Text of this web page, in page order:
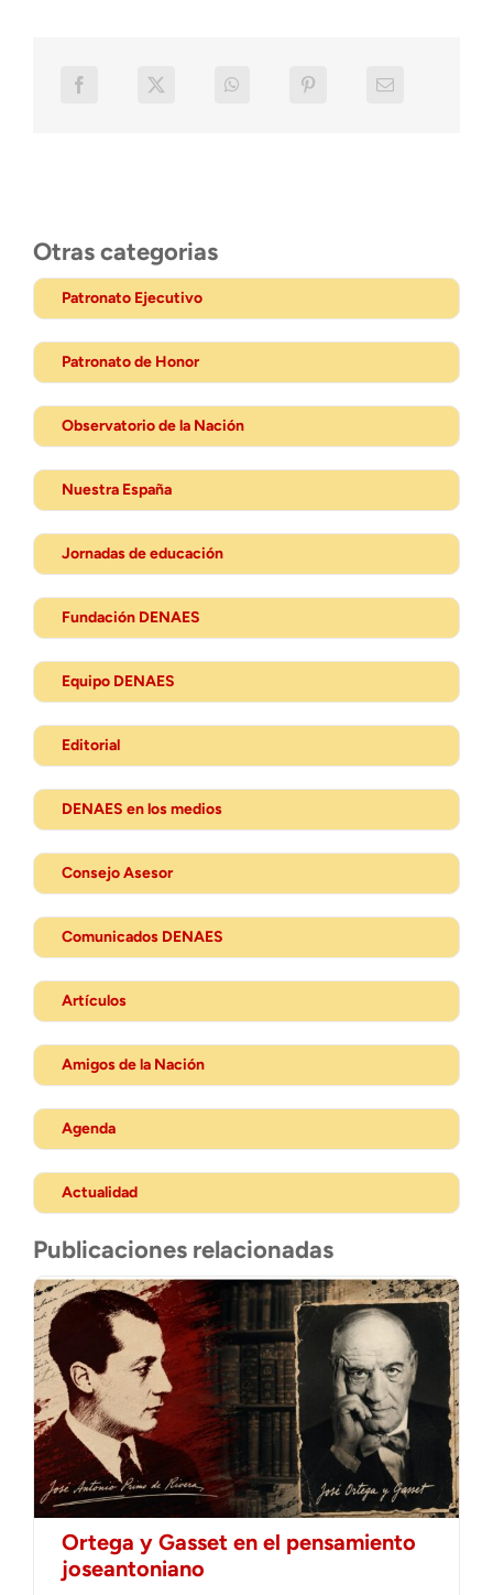
Otras categorias
Patronato Ejecutivo
Patronato de Honor
Observatorio de la Nación
Nuestra España
Jornadas de educación
Fundación DENAES
Equipo DENAES
Editorial
DENAES en los medios
Consejo Asesor
Comunicados DENAES
Artículos
Amigos de la Nación
Agenda
Actualidad
Publicaciones relacionadas
Ortega y Gasset en el pensamiento
joseantoniano